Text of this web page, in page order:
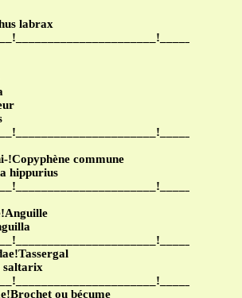
labrax
!Copyphène commune
hippurius
saltarix
ou bécume